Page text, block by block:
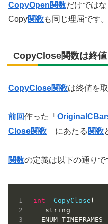
CopyOpen関数だけでは
Copy関数も同じ理屈です。
CopyClose関数は終
CopyClose関数は終値を
前回作った「
Close関数 にあたる 関数
関数の定義は以下の通りで
int CopyClose (
string
ENUM_TIMEFRAMES